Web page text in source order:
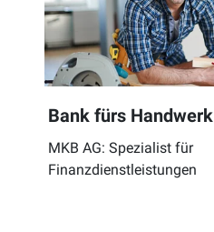
Bank fürs Handwerk
MKB AG: Spezialist für
Finanzdienstleistungen